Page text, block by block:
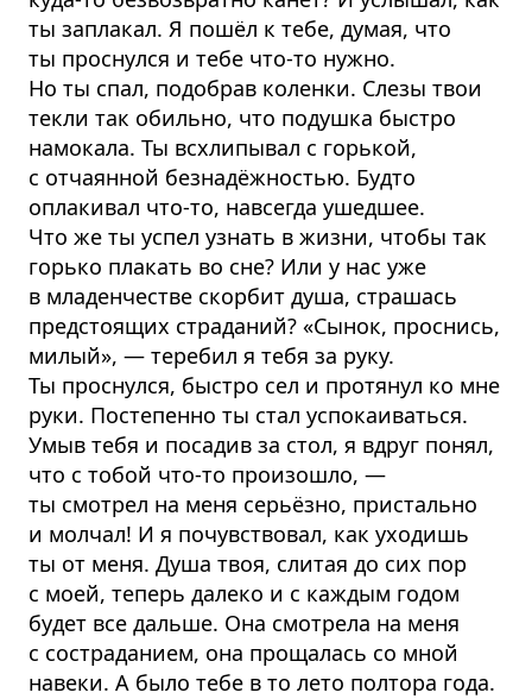
ты заплакал. Я пошёл к тебе, думая, что
ты проснулся и тебе что-то нужно.
Но ты спал, подобрав коленки. Слезы твои
текли так обильно, что подушка быстро
намокала. Ты всхлипывал с горькой,
с отчаянной безнадёжностью. Будто
оплакивал что-то, навсегда ушедшее.
Что же ты успел узнать в жизни, чтобы так
горько плакать во сне? Или у нас уже
в младенчестве скорбит душа, страшась
предстоящих страданий? «Сынок, проснись,
милый», — теребил я тебя за руку.
Ты проснулся, быстро сел и протянул ко мне
руки. Постепенно ты стал успокаиваться.
Умыв тебя и посадив за стол, я вдруг понял,
что с тобой что-то произошло, —
ты смотрел на меня серьёзно, пристально
и молчал! И я почувствовал, как уходишь
ты от меня. Душа твоя, слитая до сих пор
с моей, теперь далеко и с каждым годом
будет все дальше. Она смотрела на меня
с состраданием, она прощалась со мной
навеки. А было тебе в то лето полтора года.